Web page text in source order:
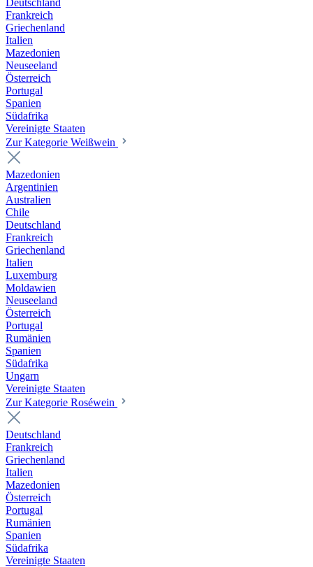
Frankreich
Griechenland
Italien
Mazedonien
Neuseeland
Österreich
Portugal
Spanien
Südafrika
Vereinigte Staaten
Zur Kategorie Weißwein
Mazedonien
Argentinien
Australien
Chile
Deutschland
Frankreich
Griechenland
Italien
Luxemburg
Moldawien
Neuseeland
Österreich
Portugal
Rumänien
Spanien
Südafrika
Ungarn
Vereinigte Staaten
Zur Kategorie Roséwein
Deutschland
Frankreich
Griechenland
Italien
Mazedonien
Österreich
Portugal
Rumänien
Spanien
Südafrika
Vereinigte Staaten